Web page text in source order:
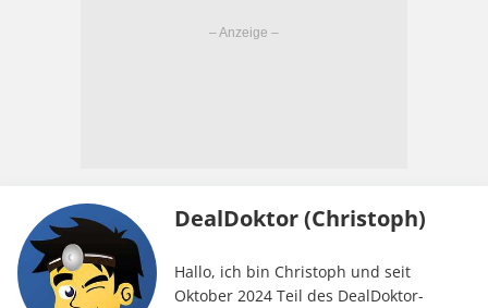
DealDoktor (Christoph)
Hallo, ich bin Christoph und seit
Oktober 2024 Teil des DealDoktor-